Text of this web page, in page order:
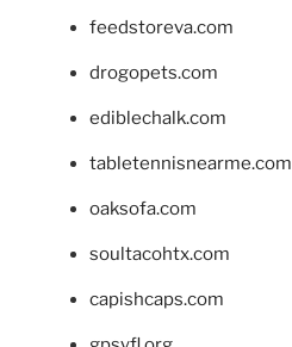
feedstoreva.com
drogopets.com
ediblechalk.com
tabletennisnearme.com
oaksofa.com
soultacohtx.com
capishcaps.com